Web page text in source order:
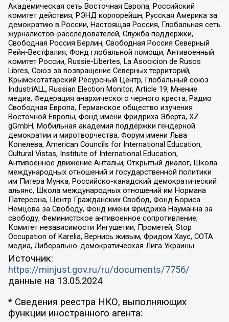
Академическая сеть Восточная Европа, Российский
комитет действия, РЭНД корпорейшн, Русская Америка за
демократию в России, Настоящая Россия, Глобальная сеть
журналистов-расследователей, Служба поддержки,
Свободная Россия Берлин, Свободная Россия Северный
Рейн-Вестфалия, Фонд глобальной помощи, Антивоенный
комитет России, Russie-Libertes, La Asocicion de Rusos
Libres, Союз за возвращение Северных территорий,
Крымскотатарский Ресурсный Центр, Глобальный союз
IndustriALL, Russian Election Monitor, Article 19, Мнение
медиа, Федерация анархического черного креста, Радио
Свободная Европа, Германское общество изучения
Восточной Европы, Фонд имени Фридриха Эберта, XZ
gGmbH, Мобильная академия поддержки гендерной
демократии и миротворчества, Форум имени Льва
Копелева, American Councils for International Education,
Cultural Vistas, Institute of International Education,
Антивоенное движение Антальи, Открытый диалог, Школа
международных отношений и государственной политики
им Питера Мунка, Российско-канадский демократический
альянс, Школа международных отношений им Нормана
Патерсона, Центр Гражданских Свобод, Фонд Бориса
Немцова за Свободу, Фонд имени Фридриха Науманна за
свободу, Феминистское антивоенное сопротивление,
Комитет независимости Ингушетии, Прометей, Stop
Occupation of Karelia, Вернись живым, Фридом Хаус, СОТА
медиа, Либерально-демократическая Лига Украины
Источник:
https://minjust.gov.ru/ru/documents/7756/
данные на 13.05.2024
* Сведения реестра НКО, выполняющих
функции иностранного агента: